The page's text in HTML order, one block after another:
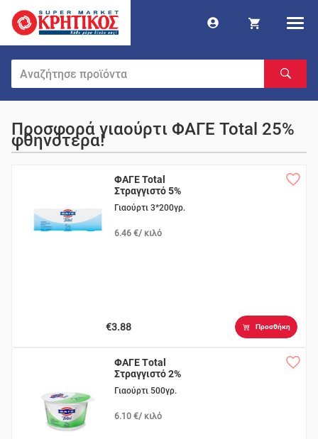
Προσφορά γιαούρτι ΦΑΓΕ Total 25%
φθηνότερα!
ΦΑΓΕ Total
Στραγγιστό 5%
Γιαούρτι 3*200γρ.
6.46 €/ κιλό
€3.88 Προσθήκη
ΦΑΓΕ Τotal
Στραγγιστό 2%
Γιαούρτι 500γρ.
6.10 €/ κιλό